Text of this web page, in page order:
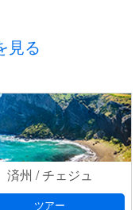
見る
済州 / チェジュ
ツアー